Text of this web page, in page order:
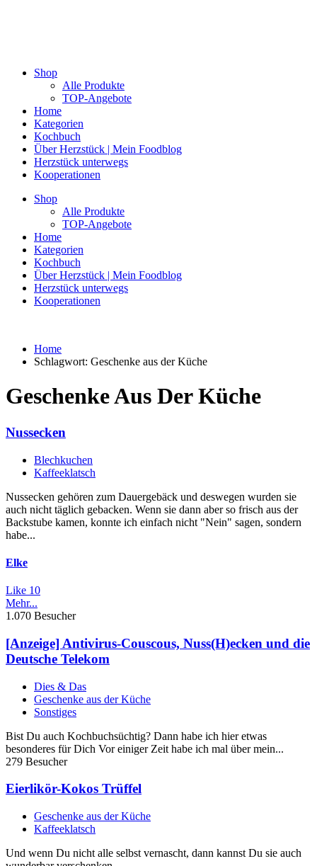
Shop
Alle Produkte
TOP-Angebote
Home
Kategorien
Kochbuch
Über Herzstück | Mein Foodblog
Herzstück unterwegs
Kooperationen
Shop
Alle Produkte
TOP-Angebote
Home
Kategorien
Kochbuch
Über Herzstück | Mein Foodblog
Herzstück unterwegs
Kooperationen
Home
Schlagwort: Geschenke aus der Küche
Geschenke Aus Der Küche
Nussecken
Blechkuchen
Kaffeeklatsch
Nussecken gehören zum Dauergebäck und deswegen wurden sie
auch nicht täglich gebacken. Wenn sie dann aber so frisch aus der
Backstube kamen, konnte ich einfach nicht "Nein" sagen, sondern
habe...
Elke
Like 10
Mehr...
1.070 Besucher
[Anzeige] Antivirus-Couscous, Nuss(H)ecken und die
Deutsche Telekom
Dies & Das
Geschenke aus der Küche
Sonstiges
Bist Du auch Kochbuchsüchtig? Dann habe ich hier etwas
besonderes für Dich Vor einiger Zeit habe ich mal über mein...
279 Besucher
Eierlikör-Kokos Trüffel
Geschenke aus der Küche
Kaffeeklatsch
Und wenn Du nicht alle selbst vernascht, dann kannst Du sie auch